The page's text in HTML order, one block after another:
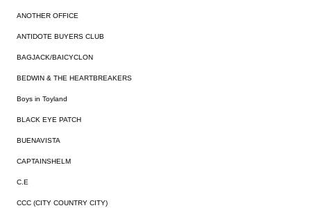
ANOTHER OFFICE
ANTIDOTE BUYERS CLUB
BAGJACK/BAICYCLON
BEDWIN & THE HEARTBREAKERS
Boys in Toyland
BLACK EYE PATCH
BUENAVISTA
CAPTAINSHELM
C.E
CCC (CITY COUNTRY CITY)